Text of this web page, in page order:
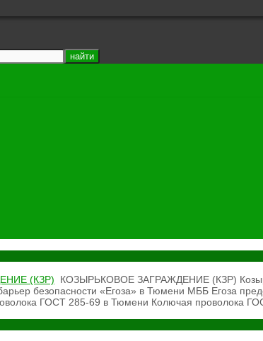
(КЗР)
КОЗЫРЬКОВОЕ ЗАГРАЖДЕНИЕ (КЗР)
безопасности «Егоза» в Тюмени МББ Егоза
ГОСТ 285-69 в Тюмени Колючая проволока